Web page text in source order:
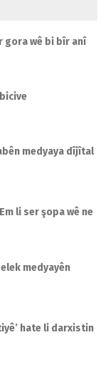
gora wê bi bîr anî
medyaya dîjîtal
li ser şopa wê ne
medyayên
hate li darxistin